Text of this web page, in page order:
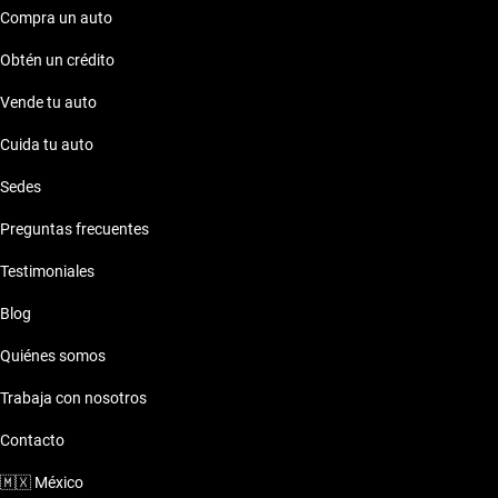
Volkswagen Taos 2020 San Ángel
Compra un auto
Obtén un crédito
Vende tu auto
Cuida tu auto
Sedes
Preguntas frecuentes
Testimoniales
Blog
Quiénes somos
Trabaja con nosotros
Contacto
🇲🇽 México